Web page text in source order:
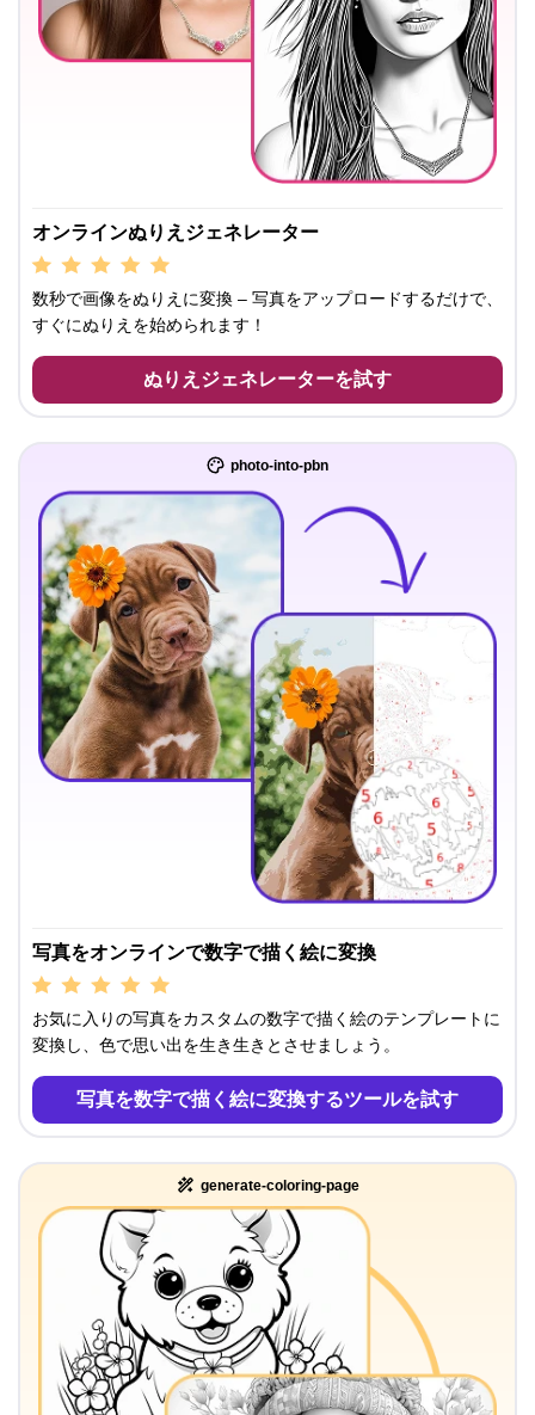
オンラインぬりえジェネレーター
数秒で画像をぬりえに変換 – 写真をアップロードするだけで、
すぐにぬりえを始められます！
ぬりえジェネレーターを試す
photo-into-pbn
写真をオンラインで数字で描く絵に変換
お気に入りの写真をカスタムの数字で描く絵のテンプレートに
変換し、色で思い出を生き生きとさせましょう。
写真を数字で描く絵に変換するツールを試す
generate-coloring-page